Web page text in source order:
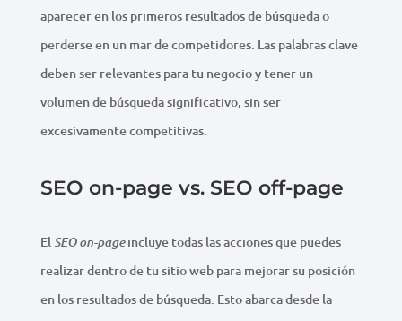
aparecer en los primeros resultados de búsqueda o
perderse en un mar de competidores. Las palabras clave
deben ser relevantes para tu negocio y tener un
volumen de búsqueda significativo, sin ser
excesivamente competitivas.
SEO on-page vs. SEO off-page
El SEO on-pageincluye todas las acciones que puedes
realizar dentro de tu sitio web para mejorar su posición
en los resultados de búsqueda. Esto abarca desde la